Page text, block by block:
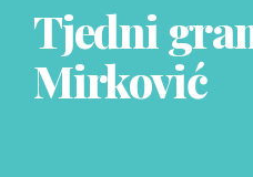
Tjedni
Mirković